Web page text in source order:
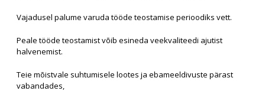
Vajadusel palume varuda tööde teostamise perioodiks vett.
Peale tööde teostamist võib esineda veekvaliteedi ajutist
halvenemist.
Teie mõistvale suhtumisele lootes ja ebameeldivuste pärast
vabandades,